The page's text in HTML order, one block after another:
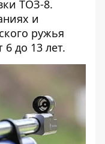
ТОЗ-8.
и
ружья
6 до 13 лет.